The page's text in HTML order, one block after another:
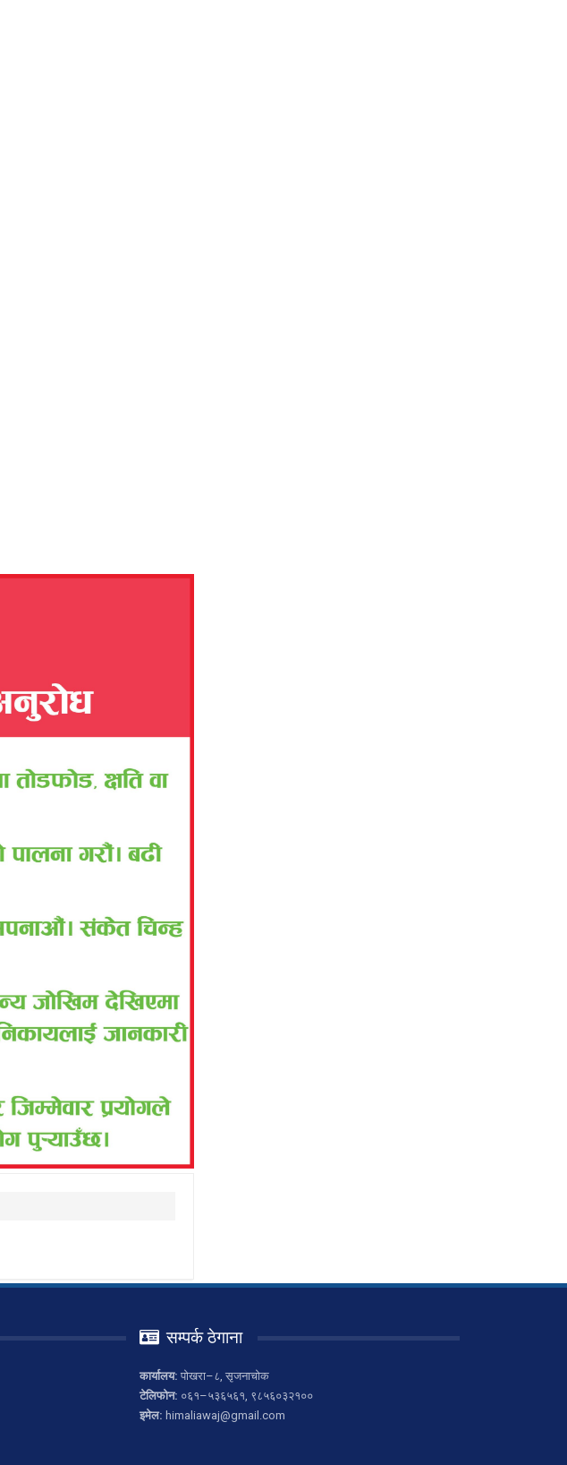
सम्पर्क ठेगाना
कार्यालय: पोखरा–८, सृजनाचोक
टेलिफोन: ०६१–५३६५६१, ९८५६०३२१००
इमेल: himaliawaj@gmail.com